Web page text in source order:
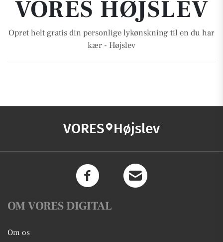
VORES HØJSLEV
Opret helt gratis din personlige lykønskning til en du har
kær - Højslev
VORES Højslev
OM VORES DIGITAL
Om os